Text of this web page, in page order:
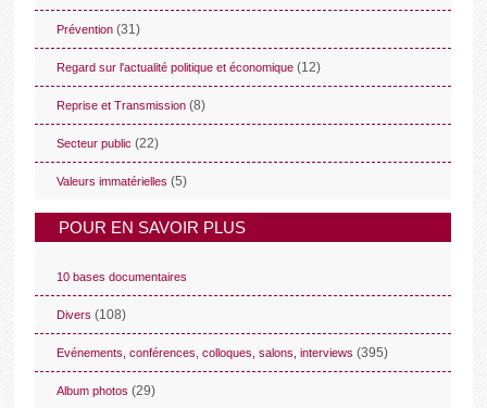
Prévention (31)
Regard sur l'actualité politique et économique (12)
Reprise et Transmission (8)
Secteur public (22)
Valeurs immatérielles (5)
POUR EN SAVOIR PLUS
10 bases documentaires
Divers (108)
Evénements, conférences, colloques, salons, interviews (395)
Album photos (29)